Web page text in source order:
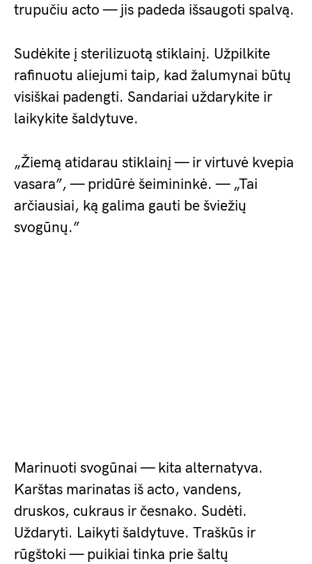
trupučiu acto — jis padeda išsaugoti spalvą.
Sudėkite į sterilizuotą stiklainį. Užpilkite
rafinuotu aliejumi taip, kad žalumynai būtų
visiškai padengti. Sandariai uždarykite ir
laikykite šaldytuve.
„Žiemą atidarau stiklainį — ir virtuvė kvepia
vasara”, — pridūrė šeimininkė. — „Tai
arčiausiai, ką galima gauti be šviežių
svogūnų.”
Marinuoti svogūnai — kita alternatyva.
Karštas marinatas iš acto, vandens,
druskos, cukraus ir česnako. Sudėti.
Uždaryti. Laikyti šaldytuve. Traškūs ir
rūgštoki — puikiai tinka prie šaltų